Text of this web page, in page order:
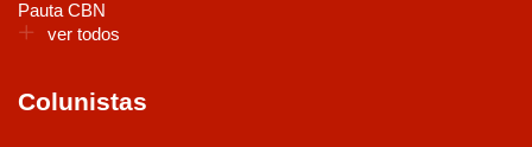
Pauta CBN
ver todos
Colunistas